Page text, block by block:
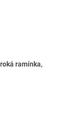
ramínka,